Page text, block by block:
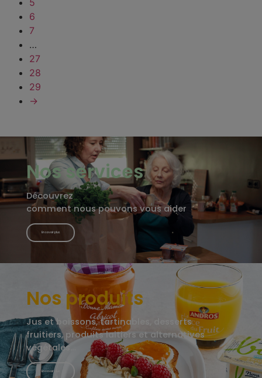
5
6
7
…
27
28
29
→
Nos services
Découvrez
comment nous pouvons vous aider
En savoir plus
Nos produits
Jus et boissons, tartinables, desserts
fruitiers, produits laitiers et alternatives
végétales…
En savoir plus